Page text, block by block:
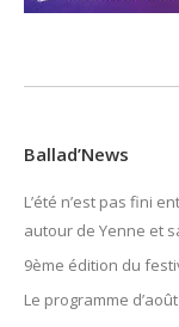
Ballad’News
L’été n’est pas fini
autour de Yenne et
9ème édition du
Le programme